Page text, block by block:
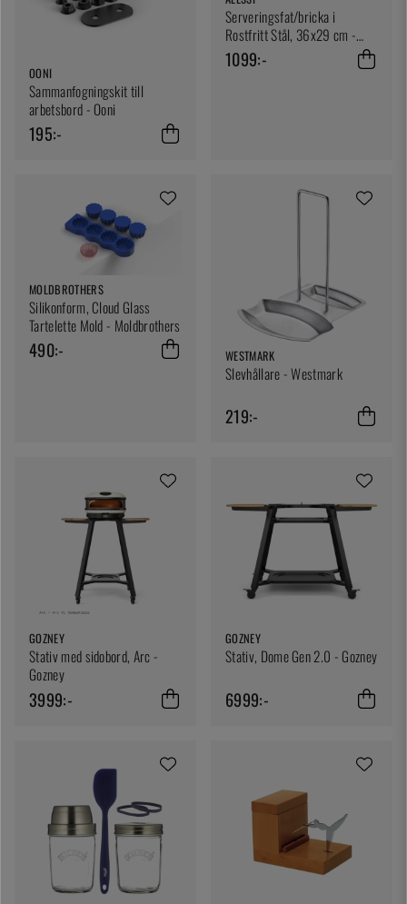
OONI
Sammanfogningskit till
arbetsbord - Ooni
195:-
Serveringsfat/bricka i
Rostfritt Stål, 36x29 cm -
Alessi
1099:-
MOLDBROTHERS
Silikonform, Cloud Glass
Tartelette Mold - Moldbrothers
490:- WESTMARK
Slevhållare - Westmark
219:-
GOZNEY
Stativ med sidobord, Arc -
Gozney
3999:-
GOZNEY
Stativ, Dome Gen 2.0 - Gozney
6999:-